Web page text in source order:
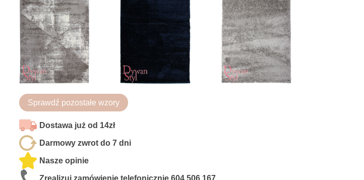
Sprawdź pozostałe wzory
Dostawa już od 14zł
Darmowy zwrot do 7 dni
Nasze opinie
Zrealizuj zamówienie telefonicznie 604 506 167